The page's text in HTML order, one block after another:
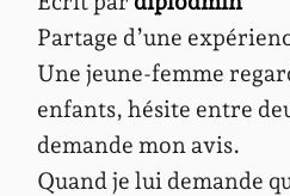
Partage d’une
Une jeune-femme
enfants, hésite entre
demande mon avis.
Quand je lui demande